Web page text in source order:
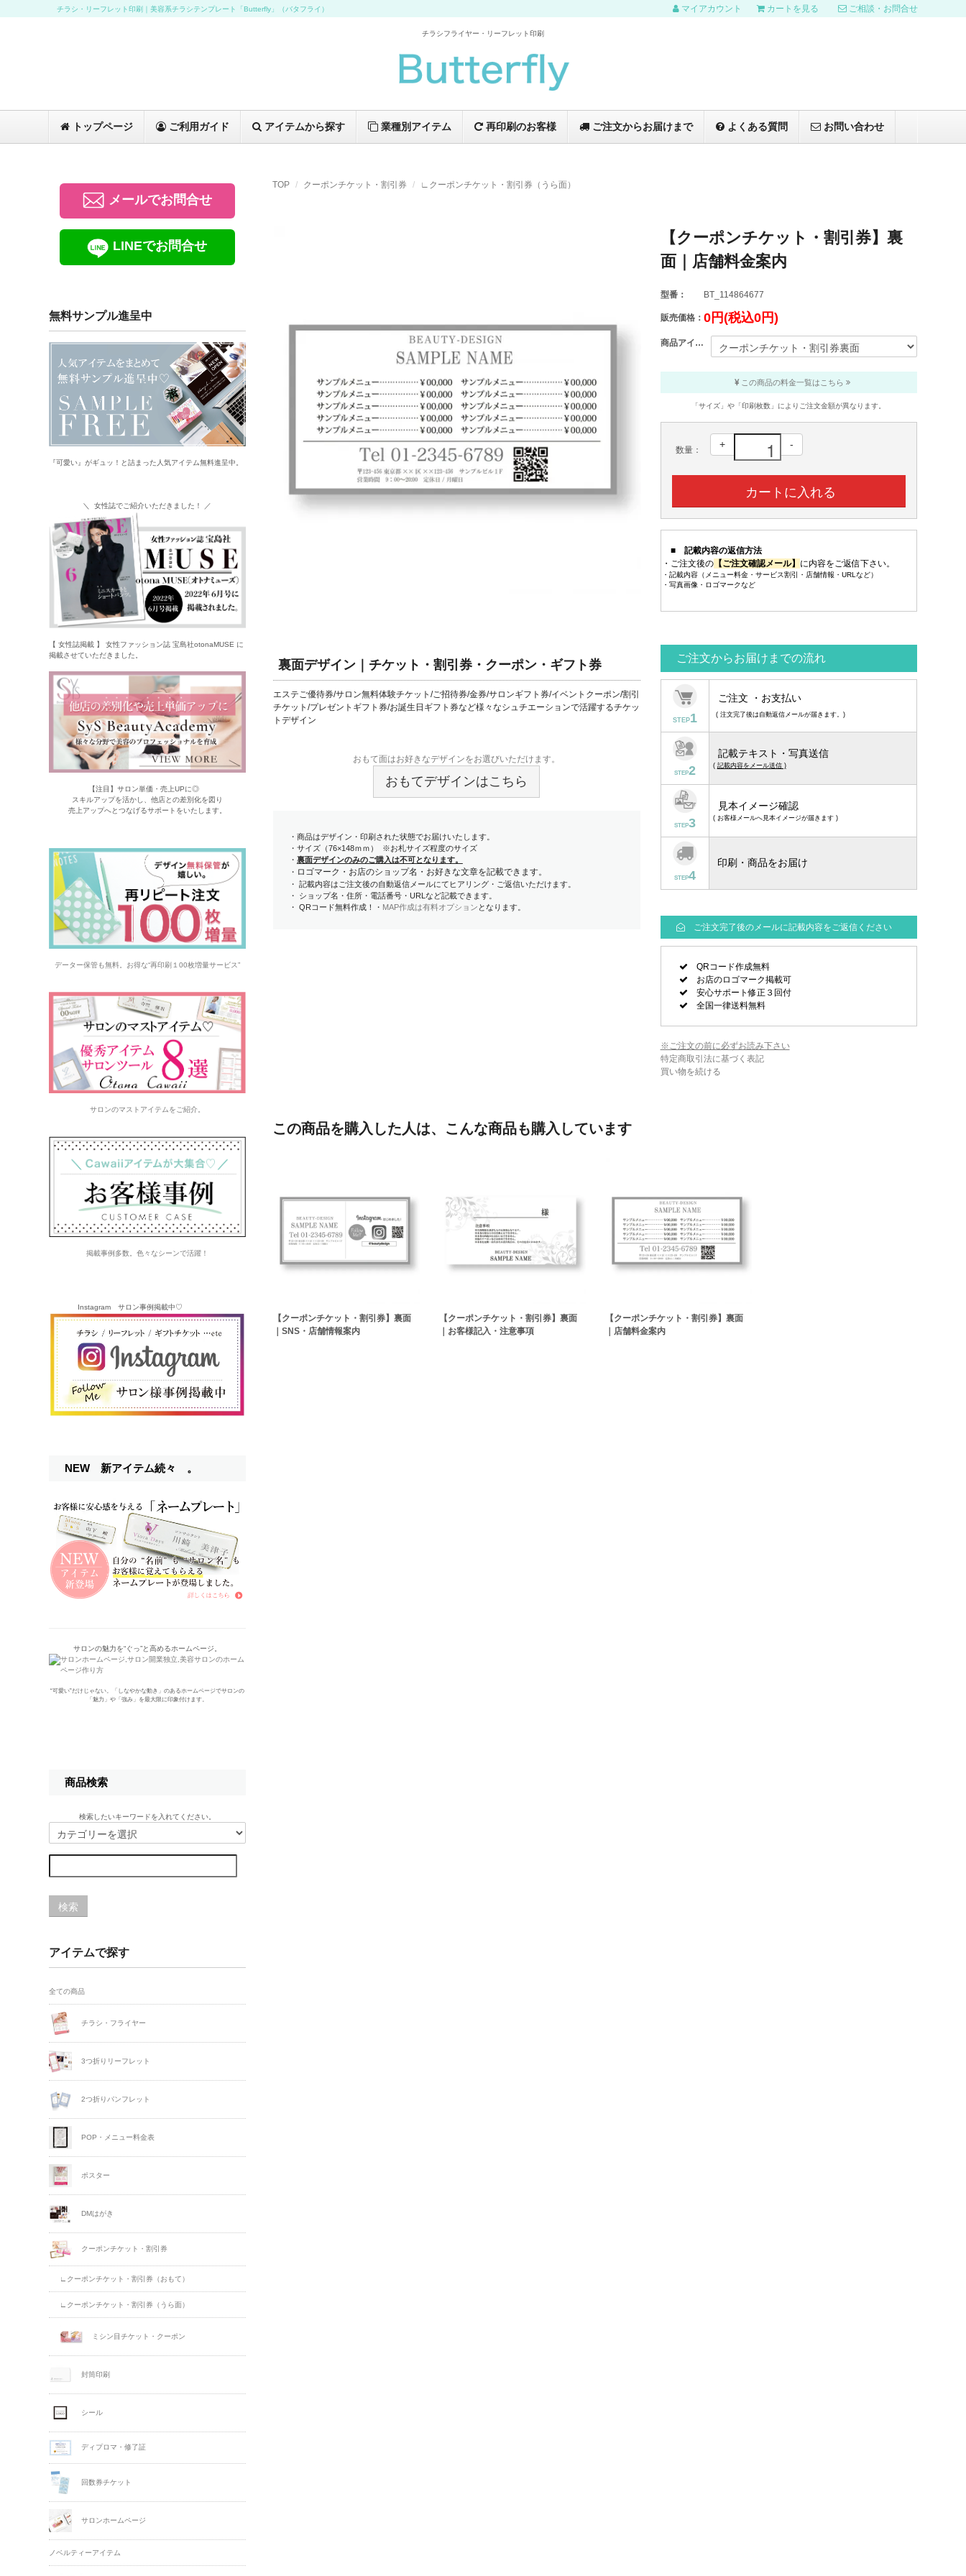
チラシ・リーフレット印刷｜美容系チラシテンプレート「Butterfly」（バタフライ） マイアカウント カートを見る ご相談・お問合せ
チラシフライヤー・リーフレット印刷
トップページ ご利用ガイド アイテムから探す 業種別アイテム 再印刷のお客様 ご注文からお届けまで よくある質問 お問い合わせ
TOP クーポンチケット・割引券 ∟クーポンチケット・割引券（うら面）
裏面デザイン｜チケット・割引券・クーポン・ギフト券
エステご優待券/サロン無料体験チケット/ご招待券/金券/サロンギフト券/イベントクーポン/割引
チケット/プレゼントギフト券/お誕生日ギフト券など様々なシュチエーションで活躍するチケッ
トデザイン
おもて面はお好きなデザインをお選びいただけます。
おもてデザインはこちら
・商品はデザイン・印刷された状態でお届けいたします。
・サイズ（76×148ｍｍ） ※お札サイズ程度のサイズ
・ 裏面デザインのみのご購入は不可となります。
・ ロゴマーク・お店のショップ名・お好きな文章を記載できます。
・ 記載内容はご注文後の自動返信メールにてヒアリング・ご返信いただけます。
・ ショップ名・住所・電話番号・URLなど記載できます。
・ QRコード無料作成！・ MAP作成は有料オプション となります。
【クーポンチケット・割引券】裏
面｜店舗料金案内
型番： BT_114864677
販売価格： 0円(税込0円)
商品アイテム
この商品の料金一覧はこちら
「サイズ」や「印刷枚数」によりご注文金額が異なります。
数量：
+ -
■ 記載内容の返信方法
・ご注文後の【ご注文確認メール】 に内容をご返信下さい。
・記載内容（メニュー料金・サービス割引・店舗情報・URLなど）
・写真画像・ロゴマークなど
ご注文からお届けまでの流れ
STEP1
ご注文 ・お支払い
( 注文完了後は自動返信メールが届きます。)
STEP2
記載テキスト・写真送信
( 記載内容をメール送信 )
STEP3
見本イメージ確認
( お客様メールへ見本イメージが届きます )
STEP4
印刷・商品をお届け
ご注文完了後のメールに記載内容をご返信ください
QRコード作成無料
お店のロゴマーク掲載可
安心サポート修正３回付
全国一律送料無料
※ご注文の前に必ずお読み下さい
特定商取引法に基づく表記
買い物を続ける
この商品を購入した人は、こんな商品も購入しています
【クーポンチケット・割引券】裏面
｜SNS・店舗情報案内
【クーポンチケット・割引券】裏面
｜お客様記入・注意事項
【クーポンチケット・割引券】裏面
｜店舗料金案内
メールでお問合せ
LINEでお問合せ
無料サンプル進呈中
『可愛い』がギュッ！と詰まった人気アイテム無料進呈中。
＼ 女性誌でご紹介いただきました！ ／
【 女性誌掲載 】 女性ファッション誌 宝島社otonaMUSE に
掲載させていただきました。
【注目】サロン単価・売上UPに◎
スキルアップを活かし、他店との差別化を図り
売上アップへとつなげるサポートをいたします。
データー保管も無料。お得な“再印刷１00枚増量サービス”
サロンのマストアイテムをご紹介。
掲載事例多数。色々なシーンで活躍！
Instagram サロン事例掲載中♡
NEW 新アイテム続々 。
サロンの魅力を“ぐっ”と高めるホームページ。
“可愛い”だけじゃない。「しなやかな動き」のあるホームページでサロンの
「魅力」や「強み」を最大限に印象付けます。
商品検索
検索したいキーワードを入れてください。
検索
アイテムで探す
全ての商品
チラシ・フライヤー
3つ折りリーフレット
2つ折りパンフレット
POP・メニュー料金表
ポスター
DMはがき
クーポンチケット・割引券
∟クーポンチケット・割引券（おもて）
∟クーポンチケット・割引券（うら面）
ミシン目チケット・クーポン
封筒印刷
シール
ディプロマ・修了証
回数券チケット
サロンホームページ
ノベルティーアイテム